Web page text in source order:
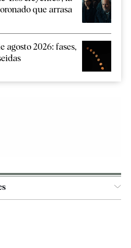
que arrasa
agosto 2026: fases,